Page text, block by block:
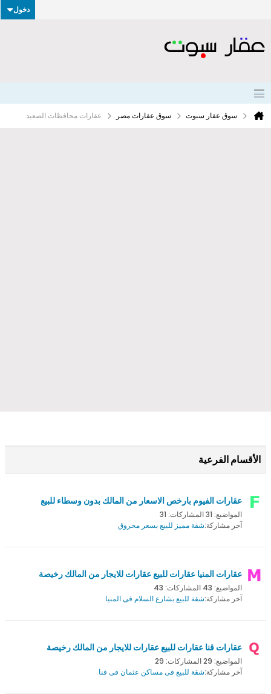
دخول
سوق عقار سبوت سوق عقارات مصر عقارات محافظات الصعيد
الأقسام الفرعية
عقارات الفيوم بارخص الاسعار من المالك بدون وسطاء للبيع
المواضيع: 31 المشاركات: 31
آخر مشاركة:شقة مميز للبيع بسعر محروق
عقارات المنيا عقارات للبيع عقارات للايجار من المالك رخيصة
المواضيع: 43 المشاركات: 43
آخر مشاركة:شقة للبيع بشارع السلام فى المنيا
عقارات قنا عقارات للبيع عقارات للايجار من المالك رخيصة
المواضيع: 29 المشاركات: 29
آخر مشاركة:شقة للبيع فى مساكن عثمان فى قنا